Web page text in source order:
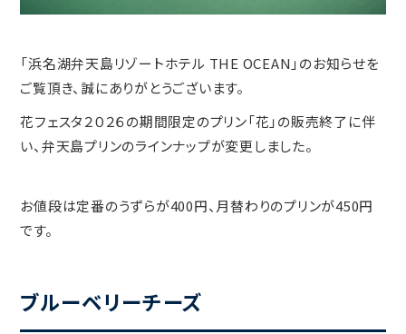
「浜名湖弁天島リゾートホテル THE OCEAN」のお知らせを
ご覧頂き、誠にありがとうございます。
花フェスタ２０２６の期間限定のプリン「花」の販売終了に伴
い、弁天島プリンのラインナップが変更しました。
お値段は定番のうずらが400円、月替わりのプリンが450円
です。
ブルーベリーチーズ